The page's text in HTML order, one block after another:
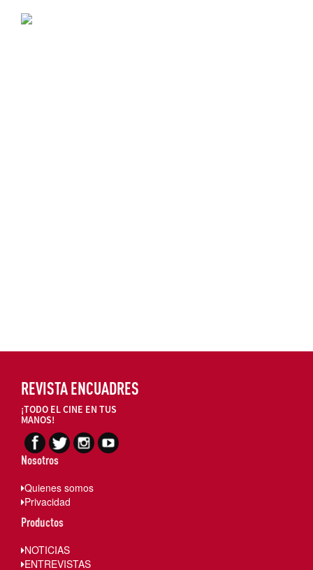
REVISTA ENCUADRES
¡TODO EL CINE EN TUS
MANOS!
Nosotros
Quienes somos
Privacidad
Productos
NOTICIAS
ENTREVISTAS